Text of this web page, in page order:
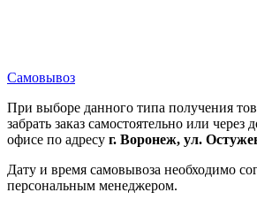
Самовывоз
При выборе данного типа получения
забрать заказ самостоятельно или через
офисе по адресу г. Воронеж, ул.
Дату и время самовывоза необходимо
персональным менеджером.